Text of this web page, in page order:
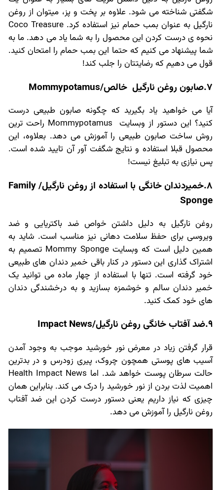
شگفتی شناخته می شود. علاوه بر پخت و پز، میتوان از روغن
نارگیل به عنوان بمب حمام نیز استفاده کرد. Coco Treasure
نحوه ی درست کردن این محصول را به شما یاد می دهد. ما به
شما پیشنهاد می کنیم که حتما این بمب حمام را امتحان کنید.
قول می دهیم که رضایتتان را جلب کند!
7.صابون روغن نارگیل خالص/Mommypotamus
آیا می خواهید یاد بگیرید که چگونه صابون طبیعی درست
کنید؟ این دستور از وبسایت Mommypotamus راحت ترین
روش ساخت صابون طبیعی را آموزش می دهد. بعلاوه، این
محصول قبلا استفاده و نتایج شگفت آور آن تایید شده است.
پس نیازی به تبلیغ نیست!
8.خمیردندان خانگی با استفاده از روغن نارگیل/ Family
Sponge
روغن نارگیل به دلیل داشتن خواص ضد باکتریایی و ضد
ویروسی برای حفظ سلامت دهانی نیز مناسب است. شاید به
همین دلیل است که وبسایت Mommy Sponge تصمیم به
اشتراک گذاری این دستور در کنار باقی خمیر دندان های طبیعی
خود گرفته است. تنها با استفاده از چهار ماده می توانید یک
خمیر دندان سالم و خوشمزه بسازید و به درخشندگی دندان
های خود کمک کنید.
9.ضد آفتاب خانگی روغن نارگیل/Impact News
قرار گرفتن زیاد در معرض نور خورشید موجب به وجود آمدن
آسیب های پوستی همچون چروک، پیری زودرس و در بدترین
حالت سرطان پوست خواهد شد. اما Health Impact News
اهمیت لذت بردن از نور خورشید را درک می کند. بنابراین همان
چیزی که نیاز داریم یعنی دستور درست کردن این ضد آفتاب
روغن نارگیل را آموزش می دهد.